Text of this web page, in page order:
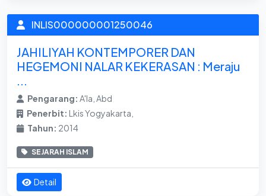
INLIS000000001250046
JAHILIYAH KONTEMPORER DAN
HEGEMONI NALAR KEKERASAN : Meraju
Pengarang: A'la, Abd
Penerbit: Lkis Yogyakarta,
Tahun: 2014
SEJARAH ISLAM
Detail